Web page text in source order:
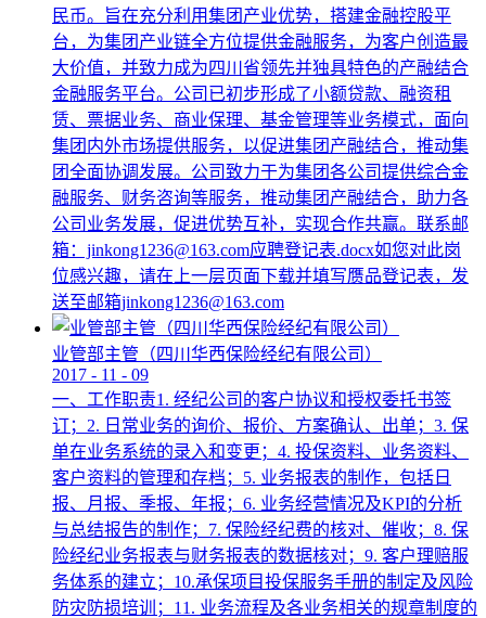
民币。旨在充分利用集团产业优势，搭建金融控股平
台，为集团产业链全方位提供金融服务，为客户创造最
大价值，并致力成为四川省领先并独具特色的产融结合
金融服务平台。公司已初步形成了小额贷款、融资租
赁、票据业务、商业保理、基金管理等业务模式，面向
集团内外市场提供服务，以促进集团产融结合，推动集
团全面协调发展。公司致力于为集团各公司提供综合金
融服务、财务咨询等服务，推动集团产融结合，助力各
公司业务发展，促进优势互补，实现合作共赢。联系邮
箱：jinkong1236@163.com应聘登记表.docx如您对此岗
位感兴趣，请在上一层页面下载并填写赝品登记表，发
送至邮箱jinkong1236@163.com
业管部主管（四川华西保险经纪有限公司）
2017 - 11 - 09
一、工作职责1. 经纪公司的客户协议和授权委托书签
订；2. 日常业务的询价、报价、方案确认、出单；3. 保
单在业务系统的录入和变更；4. 投保资料、业务资料、
客户资料的管理和存档；5. 业务报表的制作，包括日
报、月报、季报、年报；6. 业务经营情况及KPI的分析
与总结报告的制作；7. 保险经纪费的核对、催收；8. 保
险经纪业务报表与财务报表的数据核对；9. 客户理赔服
务体系的建立；10.承保项目投保服务手册的制定及风险
防灾防损培训；11. 业务流程及各业务相关的规章制度的